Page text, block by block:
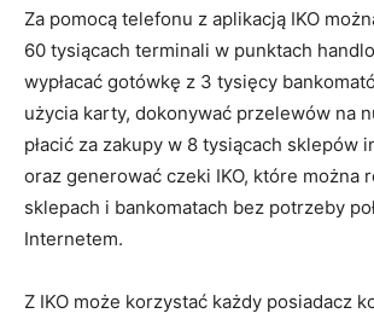
Za pomocą telefonu z aplikacją IKO
60 tysiącach terminali w punktach
wypłacać gotówkę z 3 tysięcy
użycia karty, dokonywać przelewów na
płacić za zakupy w 8 tysiącach sklepów
oraz generować czeki IKO, które można
sklepach i bankomatach bez potrzeby
Internetem.
Z IKO może korzystać każdy posiadacz